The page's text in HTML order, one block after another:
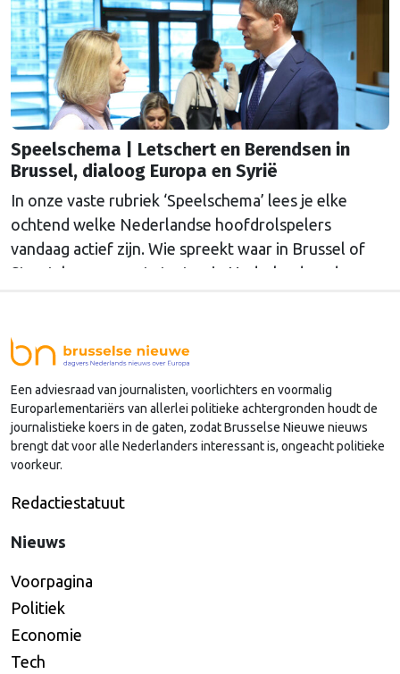
Speelschema | Letschert en Berendsen in
Brussel, dialoog Europa en Syrië
In onze vaste rubriek ‘Speelschema’ lees je elke
ochtend welke Nederlandse hoofdrolspelers
vandaag actief zijn. Wie spreekt waar in Brussel of
Straatsburg, en wat staat er in Nederland op de
Een adviesraad van journalisten, voorlichters en voormalig
Europarlementariërs van allerlei politieke achtergronden houdt de
journalistieke koers in de gaten, zodat Brusselse Nieuwe nieuws
brengt dat voor alle Nederlanders interessant is, ongeacht politieke
voorkeur.
Redactiestatuut
Nieuws
Voorpagina
Politiek
Economie
Tech